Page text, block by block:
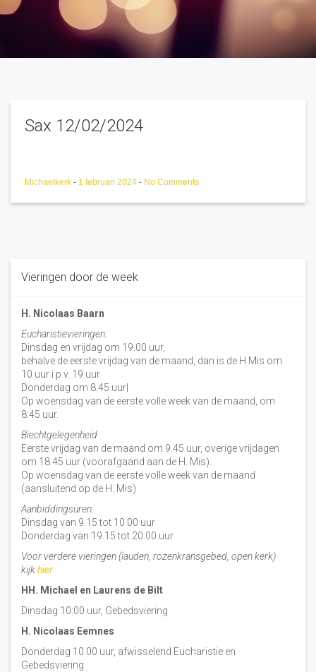
Sax 12/02/2024
Michaelkerk - 1 februari 2024 - No Comments
Vieringen door de week
H. Nicolaas Baarn
Eucharistievieringen:
Dinsdag en vrijdag om 19.00 uur,
behalve de eerste vrijdag van de maand, dan is de H Mis om
10 uur i.p.v. 19 uur
Donderdag om 8.45 uur|
Op woensdag van de eerste volle week van de maand, om
8:45 uur.
Biechtgelegenheid
Eerste vrijdag van de maand om 9.45 uur, overige vrijdagen
om 18.45 uur (voorafgaand aan de H. Mis).
Op woensdag van de eerste volle week van de maand
(aansluitend op de H. Mis)
Aanbiddingsuren:
Dinsdag van 9.15 tot 10.00 uur
Donderdag van 19.15 tot 20.00 uur
Voor verdere vieringen (lauden, rozenkransgebed, open kerk)
kijkhier
HH. Michael en Laurens de Bilt
Dinsdag 10:00 uur, Gebedsviering
H. Nicolaas Eemnes
Donderdag 10.00 uur, afwisselend Eucharistie en
Gebedsviering